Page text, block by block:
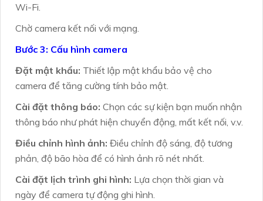
Wi-Fi.
Chờ camera kết nối với mạng.
Bước 3: Cấu hình camera
Đặt mật khẩu: Thiết lập mật khẩu bảo vệ cho
camera để tăng cường tính bảo mật.
Cài đặt thông báo: Chọn các sự kiện bạn muốn nhận
thông báo như phát hiện chuyển động, mất kết nối, v.v.
Điều chỉnh hình ảnh: Điều chỉnh độ sáng, độ tương
phản, độ bão hòa để có hình ảnh rõ nét nhất.
Cài đặt lịch trình ghi hình: Lựa chọn thời gian và
ngày để camera tự động ghi hình.